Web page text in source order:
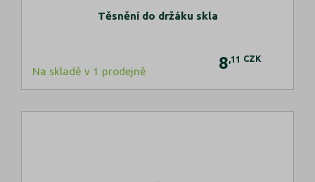
Těsnění do držáku skla
Na skladě v 1 prodejně 8 ,11 CZK